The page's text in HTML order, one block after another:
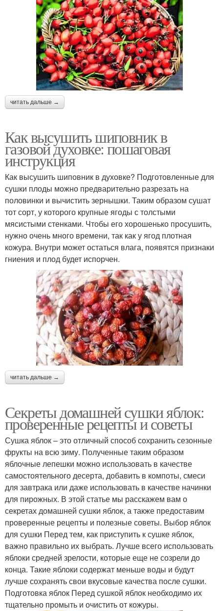
читать дальше →
Как высушить шиповник в
газовой духовке: пошаговая
инструкция
Как высушить шиповник в духовке? Подготовленные для
сушки плоды можно предварительно разрезать на
половинки и вычистить зернышки. Таким образом сушат
тот сорт, у которого крупные ягоды с толстыми
мясистыми стенками. Чтобы его хорошенько просушить,
нужно очень много времени, так как у ягод плотная
кожура. Внутри может остаться влага, появятся признаки
гниения и плод будет испорчен.
читать дальше →
Секреты домашней сушки яблок:
проверенные рецепты и советы
Сушка яблок – это отличный способ сохранить сезонные
фрукты на всю зиму. Полученные таким образом
яблочные лепешки можно использовать в качестве
самостоятельного десерта, добавить в компоты, смеси
для завтрака или даже использовать в качестве начинки
для пирожных. В этой статье мы расскажем вам о
секретах домашней сушки яблок, а также предоставим
проверенные рецепты и полезные советы. Выбор яблок
для сушки Перед тем, как приступить к сушке яблок,
важно правильно их выбрать. Лучше всего использовать
яблоки средней зрелости, которые еще не созрели до
конца. Такие яблоки содержат меньше воды и будут
лучше сохранять свои вкусовые качества после сушки.
Подготовка яблок Перед сушкой яблок необходимо их
тщательно промыть и очистить от кожуры.